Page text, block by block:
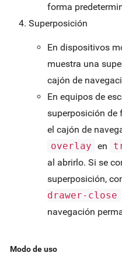
forma
Superposición
En dispositivos
muestra una
cajón de
En equipos de
superposición de
el cajón de
overlay en
al abrirlo. Si se
superposición,
drawer-close
navegación
Modo de uso